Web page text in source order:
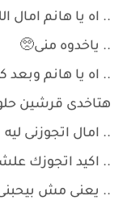
.. اه يا هانم امال
.. ياخدوه منى🥺
.. اه يا هانم وبعد
هتاخدى قرشين
.. امال اتجوزنى ليه
.. اكيد اتجوزك
.. يعنى مش